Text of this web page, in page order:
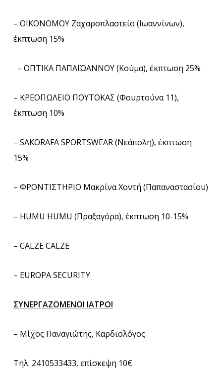
– ΟΙΚΟΝΟΜΟΥ Ζαχαροπλαστείο (Ιωαννίνων),
έκπτωση 15%
– ΟΠΤΙΚΑ ΠΑΠΑΪΩΑΝΝΟΥ (Κούμα), έκπτωση 25%
– ΚΡΕΟΠΩΛΕΙΟ ΠΟΥΤΟΚΑΣ (Φουρτούνα 11),
έκπτωση 10%
– SAKORAFA SPORTSWEAR (Νεάπολη), έκπτωση
15%
– ΦΡΟΝΤΙΣΤΗΡΙΟ Μακρίνα Χοντή (Παπαναστασίου)
– HUMU HUMU (Πραξαγόρα), έκπτωση 10-15%
– CALZE CALZE
– EUROPA SECURITY
ΣΥΝΕΡΓΑΖΟΜΕΝΟΙ ΙΑΤΡΟΙ
– Μίχος Παναγιώτης, Καρδιολόγος
Τηλ. 2410533433, επίσκεψη 10€